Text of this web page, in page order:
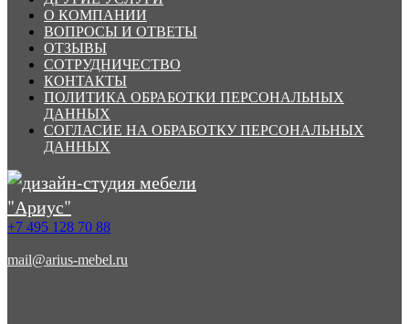
О КОМПАНИИ
ВОПРОСЫ И ОТВЕТЫ
ОТЗЫВЫ
СОТРУДНИЧЕСТВО
КОНТАКТЫ
ПОЛИТИКА ОБРАБОТКИ ПЕРСОНАЛЬНЫХ
ДАННЫХ
СОГЛАСИЕ НА ОБРАБОТКУ ПЕРСОНАЛЬНЫХ
ДАННЫХ
+7 495 128 70 88
mail@arius-mebel.ru